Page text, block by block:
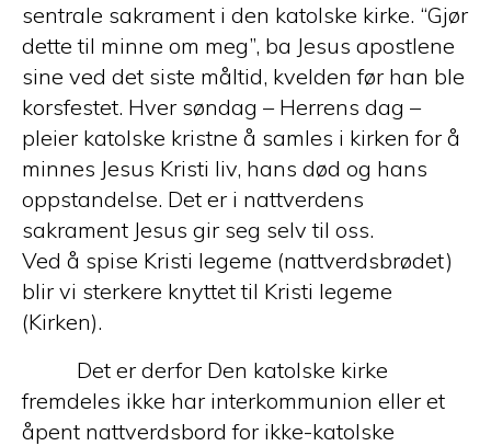
sentrale sakrament i den katolske kirke. “Gjør
dette til minne om meg”, ba Jesus apostlene
sine ved det siste måltid, kvelden før han ble
korsfestet. Hver søndag – Herrens dag –
pleier katolske kristne å samles i kirken for å
minnes Jesus Kristi liv, hans død og hans
oppstandelse. Det er i nattverdens
sakrament Jesus gir seg selv til oss.
Ved å spise Kristi legeme (nattverdsbrødet)
blir vi sterkere knyttet til Kristi legeme
(Kirken).
Det er derfor Den katolske kirke
fremdeles ikke har interkommunion eller et
åpent nattverdsbord for ikke-katolske